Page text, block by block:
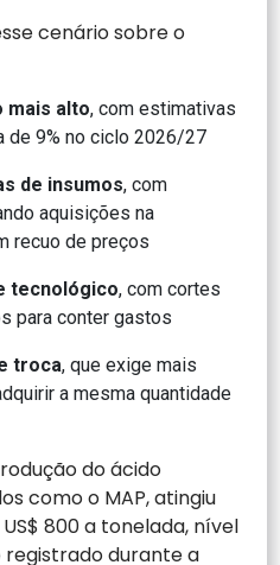
cenário sobre o
mais alto, com estimativas
de 9% no ciclo 2026/27
de insumos, com
aquisições na
recuo de preços
tecnológico, com cortes
para conter gastos
troca, que exige mais
a mesma quantidade
do ácido
como o MAP, atingiu
800 a tonelada, nível
durante a